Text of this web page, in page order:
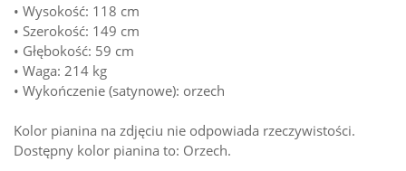
• Wysokość: 118 cm
• Szerokość: 149 cm
• Głębokość: 59 cm
• Waga: 214 kg
• Wykończenie (satynowe): orzech
Kolor pianina na zdjęciu nie odpowiada rzeczywistości.
Dostępny kolor pianina to: Orzech.